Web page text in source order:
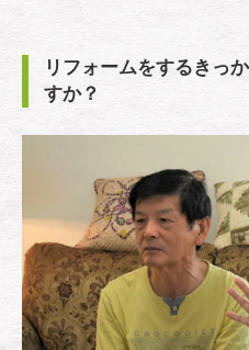
リフォームをするきっ
すか？